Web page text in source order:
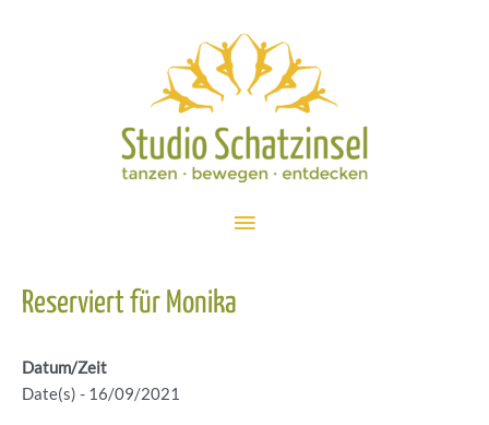
Hauptmenü
Reserviert für Monika
Datum/Zeit
Date(s) - 16/09/2021